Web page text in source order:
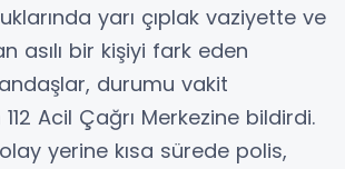
yarı çıplak vaziyette ve
asılı bir kişiyi fark eden
durumu vakit
Acil Çağrı Merkezine bildirdi.
yerine kısa sürede polis,